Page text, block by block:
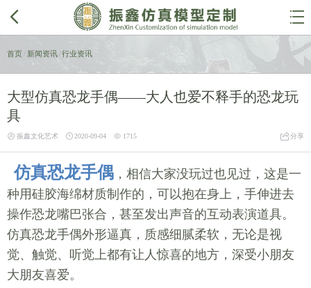
 
首页 新闻资讯/行业资讯
大型仿真恐龙手偶——大人也爱不释手的恐龙玩
具
 振鑫文化艺术  2020-09-04  1715 分享
仿真恐龙手偶，相信大家没玩过也见过，这是一
种用硅胶海绵材质制作的，可以抱在身上，手伸进去
操作恐龙嘴巴张合，甚至发出声音的互动表演道具。
仿真恐龙手偶外形逼真，质感细腻柔软，无论是视
觉、触觉、听觉上都有让人惊喜的地方，深受小朋友
大朋友喜爱。